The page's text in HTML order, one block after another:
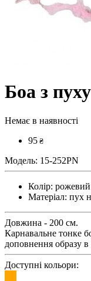
Боа з пуху
Немає в наявності
95 ₴
Модель: 15-252PN
Колір: рожевий
Матеріал: пух
Довжина - 200 см.
Карнавальне тонке
доповнення образу в
Доступні кольори: